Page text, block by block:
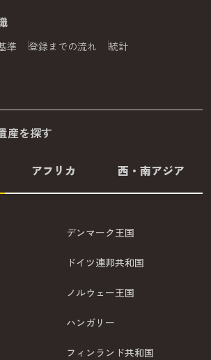
準 登録までの流れ 統計
産を探す
アフリカ 西・南アジア
デンマーク王国
ドイツ連邦共和国
ノルウェー王国
ハンガリー
フィンランド共和国